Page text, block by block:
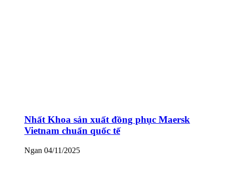
Nhất Khoa sản xuất đồng phục Maersk
Vietnam chuẩn quốc tế
Ngan 04/11/2025